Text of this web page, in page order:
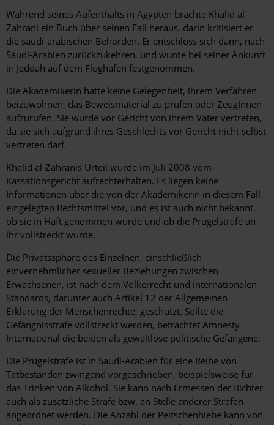
Hintergrund
Während seines Aufenthalts in Ägypten brachte Khalid al-
Zahrani ein Buch über seinen Fall heraus, darin kritisiert er
die saudi-arabischen Behörden. Er entschloss sich dann, nach
Saudi-Arabien zurückzukehren, und wurde bei seiner Ankunft
in Jeddah auf dem Flughafen festgenommen.
Die Akademikerin hatte keine Gelegenheit, ihrem Verfahren
beizuwohnen, das Beweismaterial zu prüfen oder ZeugInnen
aufzurufen. Sie wurde vor Gericht von ihrem Vater vertreten,
da sie sich aufgrund ihres Geschlechts vor Gericht nicht selbst
vertreten darf.
Khalid al-Zahranis Urteil wurde im Juli 2008 vom
Kassationsgericht aufrechterhalten. Es liegen keine
Informationen über die von der Akademikerin in diesem Fall
eingelegten Rechtsmittel vor, und es ist auch nicht bekannt,
ob sie in Haft genommen wurde und ob die Prügelstrafe an
ihr vollstreckt wurde.
Die Privatssphäre des Einzelnen, einschließlich
einvernehmlicher sexueller Beziehungen zwischen
Erwachsenen, ist nach dem Völkerrecht und internationalen
Standards, darunter auch Artikel 12 der Allgemeinen
Erklärung der Menschenrechte, geschützt. Sollte die
Gefängnisstrafe vollstreckt werden, betrachtet Amnesty
International die beiden als gewaltlose politische Gefangene.
Die Prügelstrafe ist in Saudi-Arabien für eine Reihe von
Tatbeständen zwingend vorgeschrieben, beispielsweise für
das Trinken von Alkohol. Sie kann nach Ermessen der Richter
auch als zusätzliche Strafe bzw. an Stelle anderer Strafen
angeordnet werden. Die Anzahl der Peitschenhiebe kann von